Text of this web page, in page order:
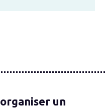
un